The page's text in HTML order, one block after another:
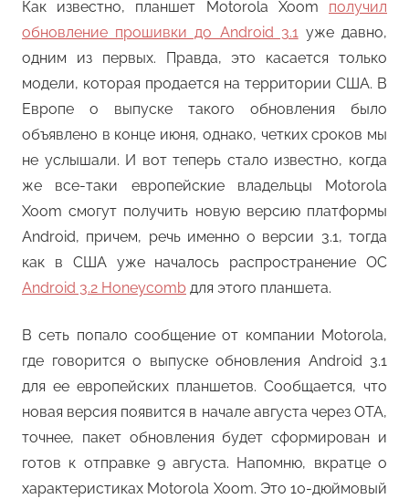
Как известно, планшет Motorola Xoom получил
обновление прошивки до Android 3.1уже давно,
одним из первых. Правда, это касается только
модели, которая продается на территории США. В
Европе о выпуске такого обновления было
объявлено в конце июня, однако, четких сроков мы
не услышали. И вот теперь стало известно, когда
же все-таки европейские владельцы Motorola
Xoom смогут получить новую версию платформы
Android, причем, речь именно о версии 3.1, тогда
как в США уже началось распространение ОС
Android 3.2 Honeycomb для этого планшета.
В сеть попало сообщение от компании Motorola,
где говорится о выпуске обновления Android 3.1
для ее европейских планшетов. Сообщается, что
новая версия появится в начале августа через OTA,
точнее, пакет обновления будет сформирован и
готов к отправке 9 августа. Напомню, вкратце о
характеристиках Motorola Xoom. Это 10-дюймовый